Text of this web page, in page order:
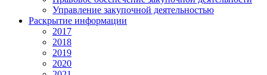
Управление закупочной деятельностью
Раскрытие информации
2017
2018
2019
2020